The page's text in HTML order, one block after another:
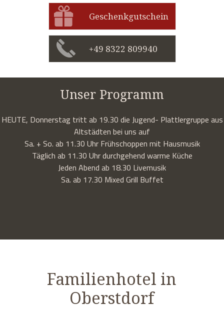
Unser Programm
HEUTE, Donnerstag tritt ab 19.30 die Jugend- Plattlergruppe aus
Altstädten bei uns auf
Sa. + So. ab 11.30 Uhr Frühschoppen mit Hausmusik
Täglich ab 11.30 Uhr durchgehend warme Küche
Jeden Abend ab 18.30 Livemusik
Sa. ab 17.30 Mixed Grill Buffet
Geschenkgutschein
+49 8322 809940
Familienhotel in
Oberstdorf